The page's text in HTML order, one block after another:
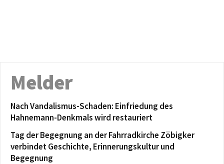
Melder
Nach Vandalismus-Schaden: Einfriedung des
Hahnemann-Denkmals wird restauriert
Tag der Begegnung an der Fahrradkirche Zöbigker
verbindet Geschichte, Erinnerungskultur und
Begegnung